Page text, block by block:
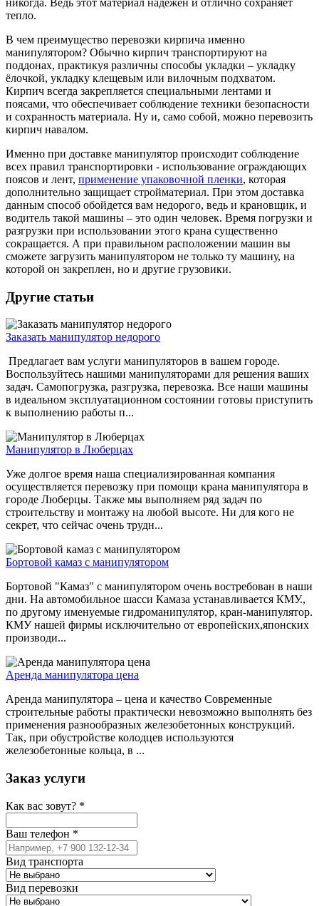
тепло.
В чем преимущество перевозки кирпича именно
манипулятором? Обычно кирпич транспортируют на
поддонах, практикуя различны способы укладки – укладку
ёлочкой, укладку клещевым или вилочным подхватом.
Кирпич всегда закрепляется специальными лентами и
поясами, что обеспечивает соблюдение техники безопасности
и сохранность материала. Ну и, само собой, можно перевозить
кирпич навалом.
Именно при доставке манипулятор происходит соблюдение
всех правил транспортировки - использование ограждающих
поясов и лент, применение упаковочной пленки, которая
дополнительно защищает стройматериал. При этом доставка
данным способ обойдется вам недорого, ведь и крановщик, и
водитель такой машины – это один человек. Время погрузки и
разгрузки при использовании этого крана существенно
сокращается. А при правильном расположении машин вы
сможете загрузить манипулятором не только ту машину, на
которой он закреплен, но и другие грузовики.
Другие статьи
Заказать манипулятор недорого
Предлагает вам услуги манипуляторов в вашем городе.
Воспользуйтесь нашими манипуляторами для решения ваших
задач. Самопогрузка, разгрузка, перевозка. Все наши машины
в идеальном эксплуатационном состоянии готовы приступить
к выполнению работы п...
Манипулятор в Люберцах
Уже долгое время наша специализированная компания
осуществляется перевозку при помощи крана манипулятора в
городе Люберцы. Также мы выполняем ряд задач по
строительству и монтажу на любой высоте. Ни для кого не
секрет, что сейчас очень трудн...
Бортовой камаз с манипулятором
Бортовой "Камаз" с манипулятором очень востребован в наши
дни. На автомобильное шасси Камаза устанавливается КМУ.,
по другому именуемые гидроманипулятор, кран-манипулятор.
КМУ нашей фирмы исключительно от европейских,японских
производи...
Аренда манипулятора цена
Аренда манипулятора – цена и качество Современные
строительные работы практически невозможно выполнять без
применения разнообразных железобетонных конструкций.
Так, при обустройстве колодцев используются
железобетонные кольца, в ...
Заказ услуги
Как вас зовут? *
Ваш телефон *
Вид транспорта
Вид перевозки